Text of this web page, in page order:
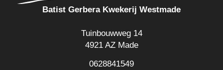
Batist Gerbera Kwekerij Westmade
Tuinbouwweg 14
4921 AZ Made
0628841549